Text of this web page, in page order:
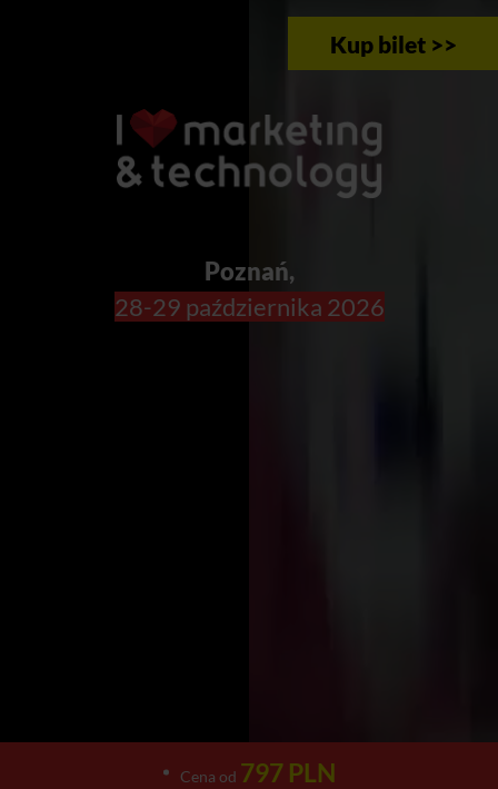
Kup bilet >>
Poznań,
28-29 października 2026
Cena od 797 PLN